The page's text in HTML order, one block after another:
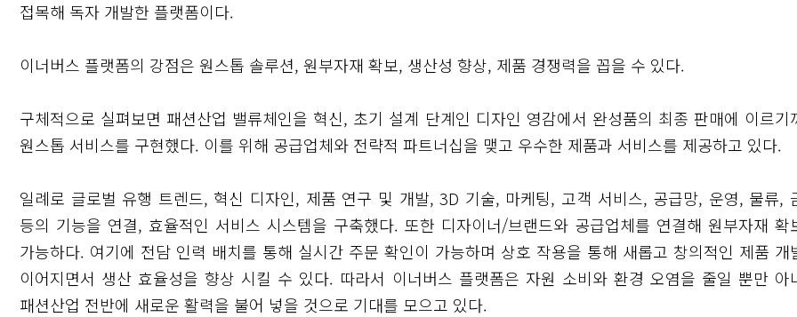
접목해 독자 개발한 플랫폼이다.
이너버스 플랫폼의 강점은 원스톱 솔루션, 원부자재 확보, 생산성 향상, 제품 경쟁력을 꼽을 수 있다.
구체적으로 실펴보면 패션산업 밸류체인을 혁신, 초기 설계 단계인 디자인 영감에서 완성품의 최종 판매에 이르기
원스톱 서비스를 구현했다. 이를 위해 공급업체와 전략적 파트너십을 맺고 우수한 제품과 서비스를 제공하고 있다.
일례로 글로벌 유행 트렌드, 혁신 디자인, 제품 연구 및 개발, 3D 기술, 마케팅, 고객 서비스, 공급망, 운영, 물류,
등의 기능을 연결, 효율적인 서비스 시스템을 구축했다. 또한 디자이너/브랜드와 공급업체를 연결해 원부자재 확
가능하다. 여기에 전담 인력 배치를 통해 실시간 주문 확인이 가능하며 상호 작용을 통해 새롭고 창의적인 제품 개
이어지면서 생산 효율성을 향상 시킬 수 있다. 따라서 이너버스 플랫폼은 자원 소비와 환경 오염을 줄일 뿐만 아
패션산업 전반에 새로운 활력을 불어 넣을 것으로 기대를 모으고 있다.
닫기